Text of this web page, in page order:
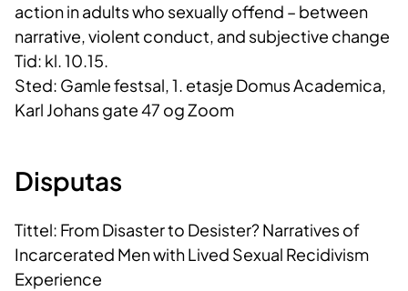
action in adults who sexually offend – between
narrative, violent conduct, and subjective change
Tid: kl. 10.15.
Sted: Gamle festsal, 1. etasje Domus Academica,
Karl Johans gate 47 og Zoom
Disputas
Tittel: From Disaster to Desister? Narratives of
Incarcerated Men with Lived Sexual Recidivism
Experience